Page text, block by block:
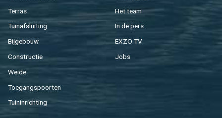
Ter­ras
Tuin­af­slui­ting
Bij­ge­bouw
Con­struc­tie
Weide
Toe­gangs­poor­ten
Tuin­in­rich­ting
Het team
In de pers
EXZO TV
Jobs